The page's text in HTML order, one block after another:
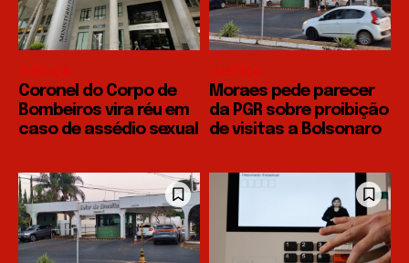
JUSTIÇA
Coronel do Corpo de
Bombeiros vira réu em
caso de assédio sexual
JUSTIÇA
Moraes pede parecer
da PGR sobre proibição
de visitas a Bolsonaro